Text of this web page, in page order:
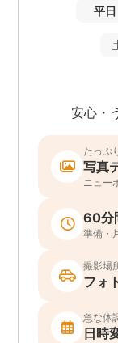
平日
安心・
たっぷ
写真
ニュー
60分
準備・
撮影場
フォ
急な体
日時